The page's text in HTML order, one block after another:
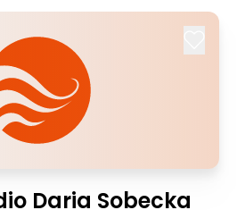
Daria Sobecka